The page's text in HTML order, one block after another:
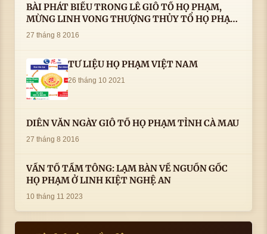
BÀI PHÁT BIỂU TRONG LÊ GIỖ TỔ HỌ PHẠM,
MỪNG LINH VONG THƯỢNG THỦY TỔ HỌ PHẠM
AN VỊ TAI CÀ MAU- ( 22/8/2016) CỦA LS.TS.NV.
27 tháng 8 2016
TƯ LIỆU HỌ PHẠM VIỆT NAM
26 tháng 10 2021
DIỄN VĂN NGÀY GIỖ TỔ HỌ PHẠM TỈNH CÀ MAU
27 tháng 8 2016
VẤN TỔ TẦM TÔNG: LẠM BÀN VỀ NGUỒN GỐC
HỌ PHẠM Ở LINH KIỆT NGHỆ AN
10 tháng 11 2023